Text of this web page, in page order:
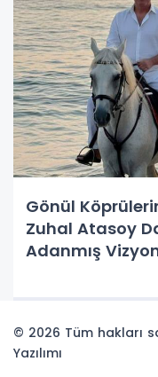
Gönül
Zuhal Atasoy
Adanmış
© 2026 Tüm hakları
Yazılımı